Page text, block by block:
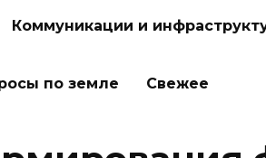
Коммуникации и
по земле Свежее